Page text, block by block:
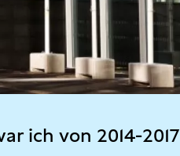
ich von 2014-2017